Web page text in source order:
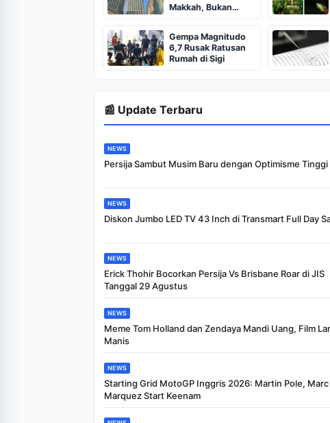
Makkah, Bukan
Cuma Jam Raksasa
Gempa Magnitudo
6,7 Rusak Ratusan
Rumah di Sigi
📰 Update Terbaru
NEWS
Persija Sambut Musim Baru dengan Optimisme Tinggi
NEWS
Diskon Jumbo LED TV 43 Inch di Transmart Full Day
NEWS
Erick Thohir Bocorkan Persija Vs Brisbane Roar di JIS
Tanggal 29 Agustus
NEWS
Meme Tom Holland dan Zendaya Mandi Uang, Film
Manis
NEWS
Starting Grid MotoGP Inggris 2026: Martin Pole, Marc
Marquez Start Keenam